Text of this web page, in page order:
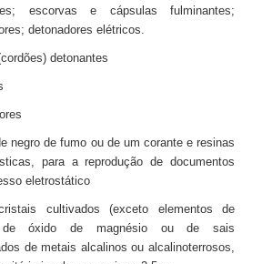
escorvas e cápsulas fulminantes;
detonadores elétricos.
detonantes
negro de fumo ou de um corante e resinas
para a reprodução de documentos
eletrostático
cultivados (exceto elementos de
de óxido de magnésio ou de sais
de metais alcalinos ou alcalinoterrosos,